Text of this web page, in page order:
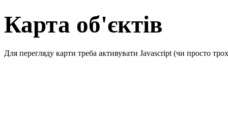
Карта об'єктів
Для перегляду карти треба активувати Javascript (чи просто